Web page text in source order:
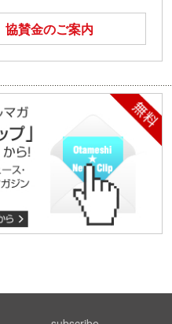
協賛金のご案内